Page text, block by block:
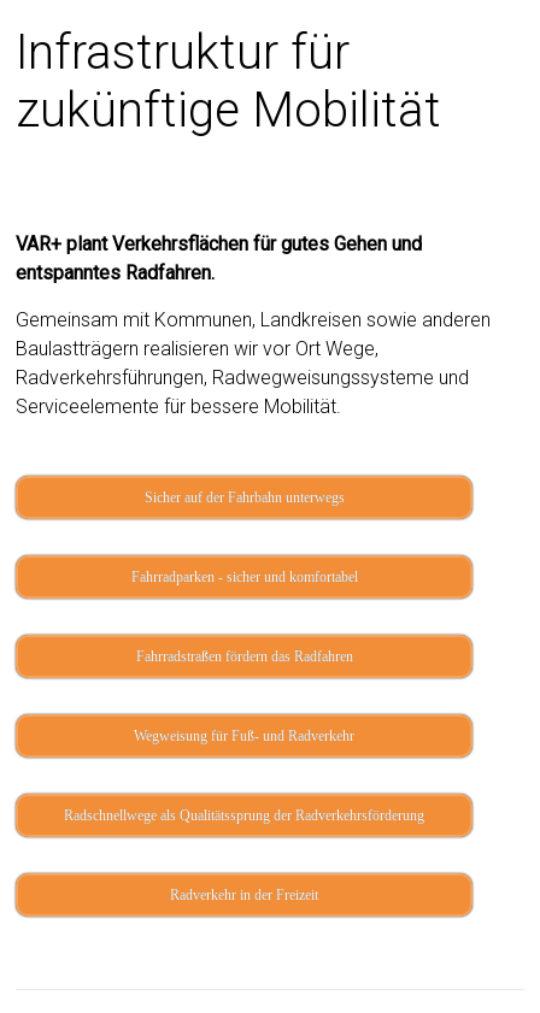
Infrastruktur für
zukünftige Mobilität
VAR+ plant Verkehrsflächen für gutes Gehen und
entspanntes Radfahren.
Gemeinsam mit Kommunen, Landkreisen sowie anderen
Baulastträgern realisieren wir vor Ort Wege,
Radverkehrsführungen, Radwegweisungssysteme und
Serviceelemente für bessere Mobilität.
Sicher auf der Fahrbahn unterwegs
Fahrradparken - sicher und komfortabel
Fahrradstraßen fördern das Radfahren
Wegweisung für Fuß- und Radverkehr
Radschnellwege als Qualitätssprung der Radverkehrsförderung
Radverkehr in der Freizeit